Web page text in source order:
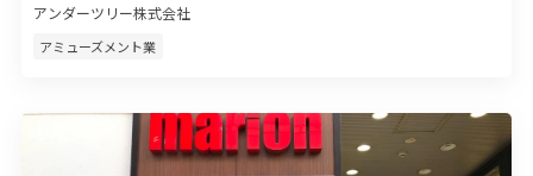
アンダーツリー株式会社
アミューズメント業